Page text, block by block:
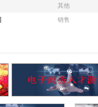
其他
销售